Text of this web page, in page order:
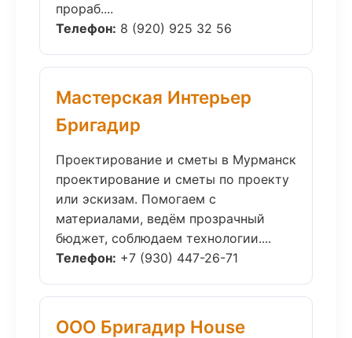
прораб....
Телефон: 8 (920) 925 32 56
Мастерская Интерьер
Бригадир
Проектирование и сметы в Мурманск
проектирование и сметы по проекту
или эскизам. Помогаем с
материалами, ведём прозрачный
бюджет, соблюдаем технологии....
Телефон: +7 (930) 447-26-71
ООО Бригадир House